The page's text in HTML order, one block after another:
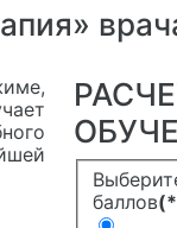
баллов